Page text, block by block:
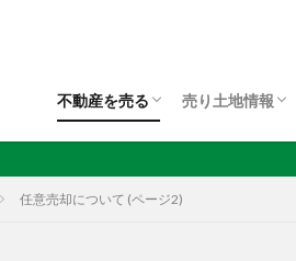
不動産を売る
不動産を売る
不動産査定
任意売却について
売り土地情報
川西
川東
上部
任意売却について (ページ2)